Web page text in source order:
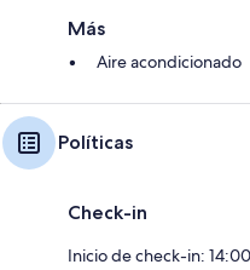
Más
Aire acondicionado
Políticas
Check-in
Inicio de check-in: